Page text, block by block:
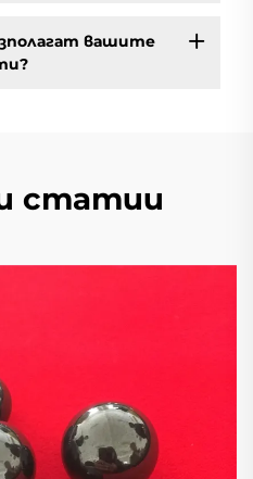
вашите
статии